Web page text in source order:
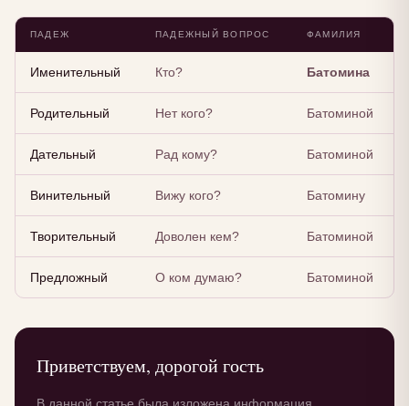
ПАДЕЖ ПАДЕЖНЫЙ ВОПРОС ФАМИЛИЯ
Именительный Кто? Батомина
Родительный Нет кого? Батоминой
Дательный Рад кому? Батоминой
Винительный Вижу кого? Батомину
Творительный Доволен кем? Батоминой
Предложный О ком думаю? Батоминой
Приветствуем, дорогой гость